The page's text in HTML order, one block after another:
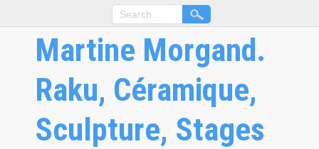
Martine Morgand.
Raku, Céramique,
Sculpture, Stages